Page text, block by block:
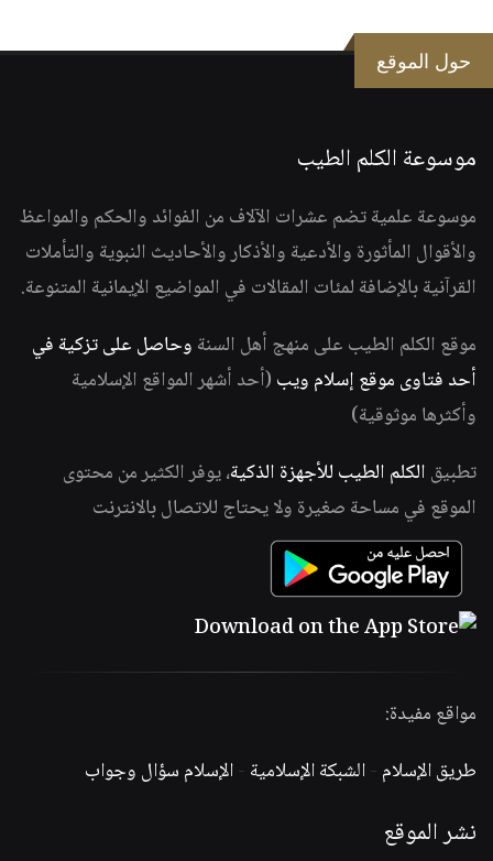
حول الموقع
موسوعة الكلم الطيب
موسوعة علمية تضم عشرات الآلاف من الفوائد والحكم والمواعظ
والأقوال المأثورة والأدعية والأذكار والأحاديث النبوية والتأملات
القرآنية بالإضافة لمئات المقالات في المواضيع الإيمانية المتنوعة.
موقع الكلم الطيب على منهج أهل السنة وحاصل على تزكية في
أحد فتاوى موقع إسلام ويب (أحد أشهر المواقع الإسلامية
وأكثرها موثوقية)
تطبيق الكلم الطيب للأجهزة الذكية، يوفر الكثير من محتوى
الموقع في مساحة صغيرة ولا يحتاج للاتصال بالانترنت
مواقع مفيدة:
طريق الإسلام -الشبكة الإسلامية -الإسلام سؤال وجواب
نشر الموقع